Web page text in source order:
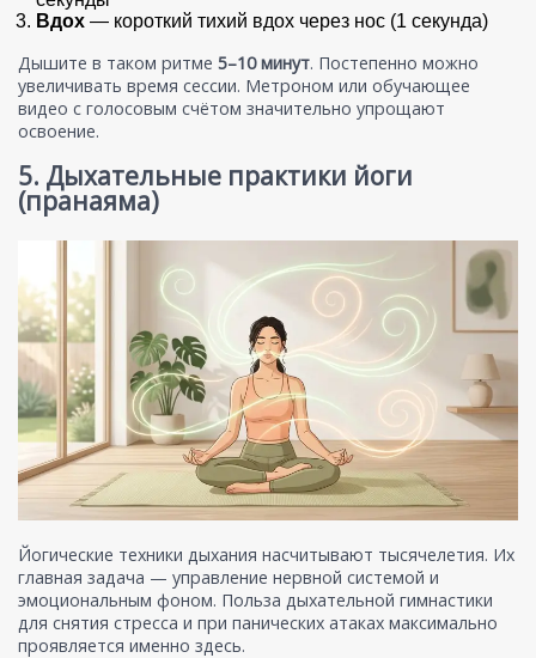
Вдох — короткий тихий вдох через нос (1 секунда)
Дышите в таком ритме 5–10 минут. Постепенно можно
увеличивать время сессии. Метроном или обучающее
видео с голосовым счётом значительно упрощают
освоение.
5. Дыхательные практики йоги
(пранаяма)
Йогические техники дыхания насчитывают тысячелетия. Их
главная задача — управление нервной системой и
эмоциональным фоном. Польза дыхательной гимнастики
для снятия стресса и при панических атаках максимально
проявляется именно здесь.